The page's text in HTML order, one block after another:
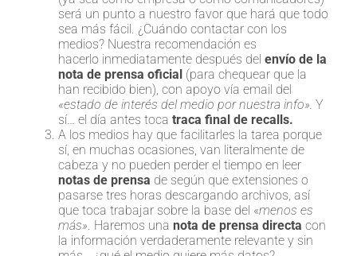
será un punto a nuestro favor que hará que todo
sea más fácil. ¿Cuándo contactar con los
medios? Nuestra recomendación es
hacerlo inmediatamente después del envío de la
nota de prensa oficial (para chequear que la
han recibido bien), con apoyo vía email del
«estado de interés del medio por nuestra info». Y
sí… el día antes toca traca final de recalls.
A los medios hay que facilitarles la tarea porque
sí, en muchas ocasiones, van literalmente de
cabeza y no pueden perder el tiempo en leer
notas de prensa de según que extensiones o
pasarse tres horas descargando archivos, así
que toca trabajar sobre la base del «menos es
más». Haremos una nota de prensa directa con
la información verdaderamente relevante y sin